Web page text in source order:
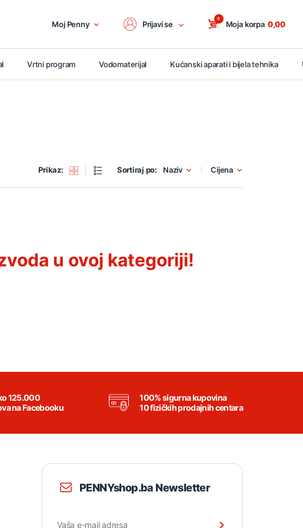
Moj Penny Prijavi se Moja korpa
0
0,00
Vrtni program Vodomaterijal Kućanski aparati i bijela tehnika
Prikaz: Sortiraj po: Naziv Cijena
u ovoj kategoriji!
125.000
na Facebooku
100% sigurna kupovina
10 fizičkih prodajnih centara
PENNYshop.ba Newsletter